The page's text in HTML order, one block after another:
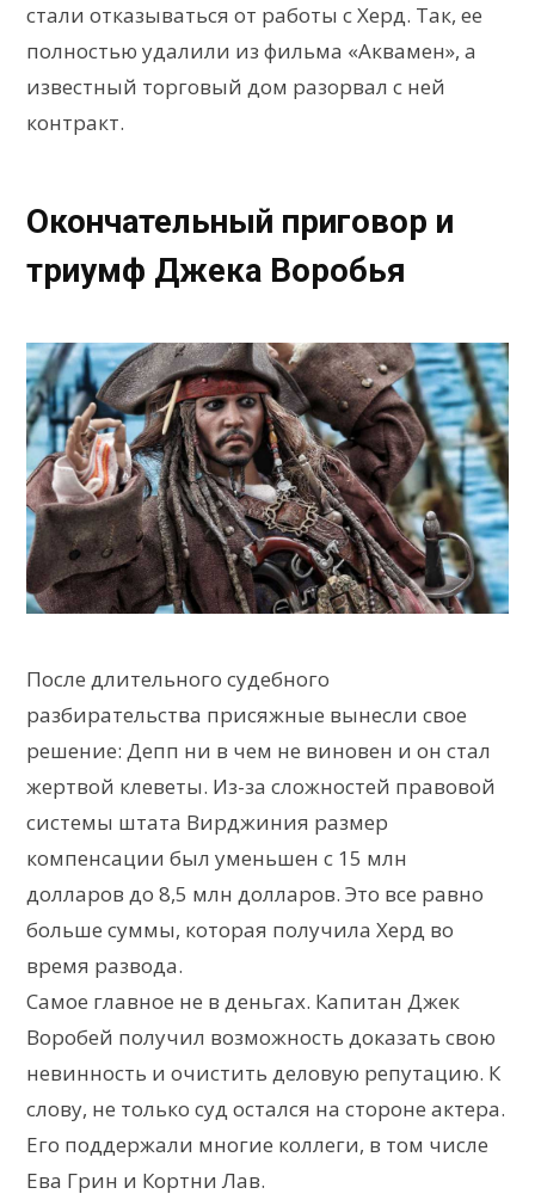
стали отказываться от работы с Херд. Так, ее
полностью удалили из фильма «Аквамен», а
известный торговый дом разорвал с ней
контракт.
Окончательный приговор и
триумф Джека Воробья
После длительного судебного
разбирательства присяжные вынесли свое
решение: Депп ни в чем не виновен и он стал
жертвой клеветы. Из-за сложностей правовой
системы штата Вирджиния размер
компенсации был уменьшен с 15 млн
долларов до 8,5 млн долларов. Это все равно
больше суммы, которая получила Херд во
время развода.
Самое главное не в деньгах. Капитан Джек
Воробей получил возможность доказать свою
невинность и очистить деловую репутацию. К
слову, не только суд остался на стороне актера.
Его поддержали многие коллеги, в том числе
Ева Грин и Кортни Лав.